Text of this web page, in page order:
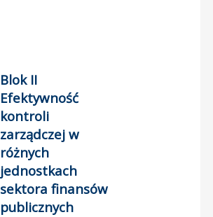
Blok II
Efektywność
kontroli
zarządczej w
różnych
jednostkach
sektora finansów
publicznych